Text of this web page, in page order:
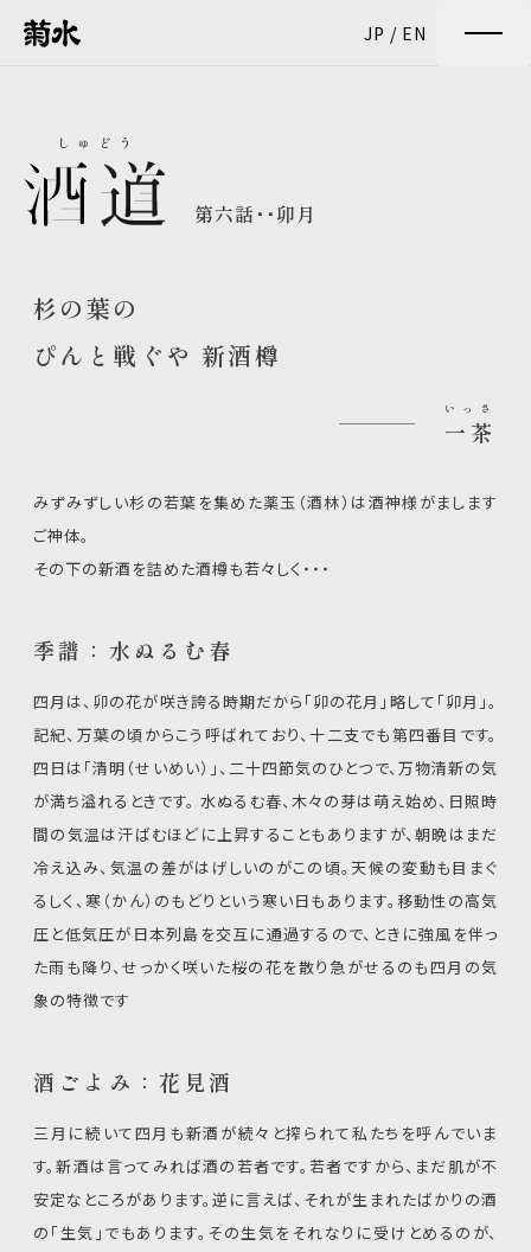
JP / EN
しゅどう
第六話･･卯月
杉の葉の
ぴんと戦ぐや 新酒樽
一茶
いっさ
みずみずしい杉の若葉を集めた薬玉（酒林）は酒神様がまします
ご神体。
その下の新酒を詰めた酒樽も若々しく・・・
季譜：水ぬるむ春
四月は、卯の花が咲き誇る時期だから「卯の花月」略して「卯月」。
記紀、万葉の頃からこう呼ばれており、十二支でも第四番目です。
四日は「清明（せいめい）」、二十四節気のひとつで、万物清新の気
が満ち溢れるときです。 水ぬるむ春、木々の芽は萌え始め、日照時
間の気温は汗ばむほどに上昇することもありますが、朝晩はまだ
冷え込み、気温の差がはげしいのがこの頃。天候の変動も目まぐ
るしく、寒（かん）のもどりという寒い日もあります。移動性の高気
圧と低気圧が日本列島を交互に通過するので、ときに強風を伴っ
た雨も降り、せっかく咲いた桜の花を散り急がせるのも四月の気
象の特徴です
酒ごよみ：花見酒
三月に続いて四月も新酒が続々と搾られて私たちを呼んでいま
す。新酒は言ってみれば酒の若者です。若者ですから、まだ肌が不
安定なところがあります。逆に言えば、それが生まれたばかりの酒
の「生気」でもあります。その生気をそれなりに受けとめるのが、